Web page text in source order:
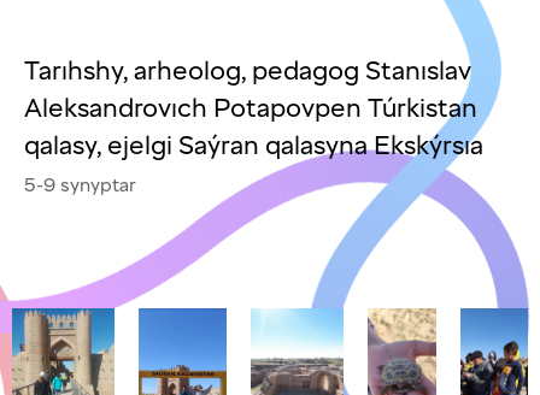
Tarıhshy, arheolog, pedagog Stanıslav
Aleksandrovıch Potapovpen Túrkistan
qalasy, ejelgi Saýran qalasyna Ekskýrsıa
5-9 synyptar